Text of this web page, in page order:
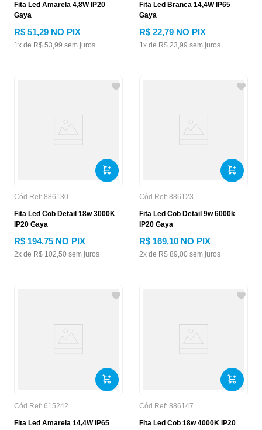
Fita Led Amarela 4,8W IP20
Gaya
R$ 51,29 NO PIX
1x de R$ 53,99 sem juros
Fita Led Branca 14,4W IP65
Gaya
R$ 22,79 NO PIX
1x de R$ 23,99 sem juros
Cód.Ref: 886130
Fita Led Cob Detail 18w 3000K
IP20 Gaya
R$ 194,75 NO PIX
2x de R$ 102,50 sem juros
Cód.Ref: 886123
Fita Led Cob Detail 9w 6000k
IP20 Gaya
R$ 169,10 NO PIX
2x de R$ 89,00 sem juros
Cód.Ref: 615242
Fita Led Amarela 14,4W IP65
Cód.Ref: 886147
Fita Led Cob 18w 4000K IP20